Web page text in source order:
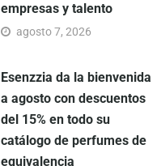
empresas y talento
agosto 7, 2026
Esenzzia da la bienvenida
a agosto con descuentos
del 15% en todo su
catálogo de perfumes de
equivalencia